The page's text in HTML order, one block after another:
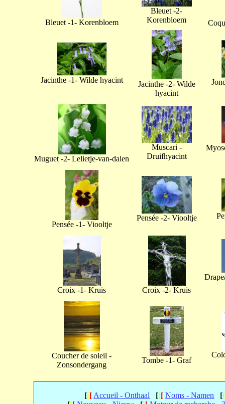
Bleuet -1- Korenbloem
Bleuet -2-
Korenbloem
Jacinthe -1- Wilde hyacint
Jacinthe -2- Wilde
hyacint
Muguet -2- Lelietje-van-dalen
Muscari -
Druifhyacint
Pensée -1- Viooltje
Pensée -2- Viooltje
Croix -1- Kruis Croix -2- Kruis
Coucher de soleil -
Zonsondergang
Tombe -1- Graf
[[[ Accueil - Onthaal [[[ Noms - Namen [[